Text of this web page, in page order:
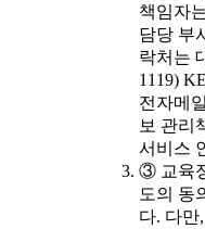
책임자
담당 부
락처는
1119)
전자메
보 관리
서비스
③ 교육
도의 동
다. 다만